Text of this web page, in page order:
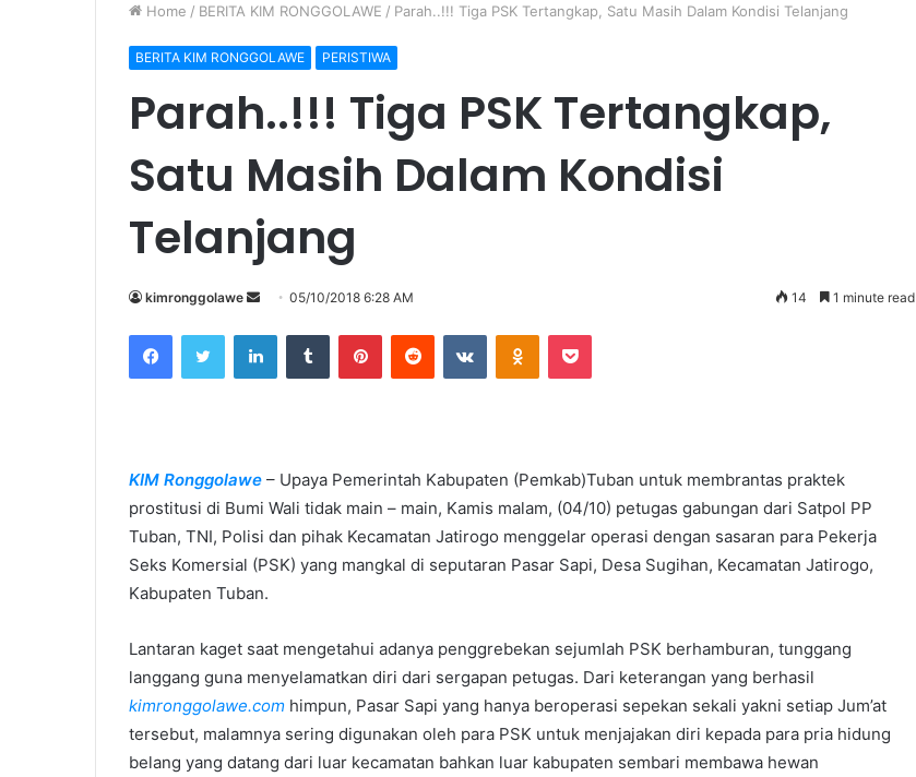
Home / BERITA KIM RONGGOLAWE / Parah..!!! Tiga PSK Tertangkap, Satu Masih Dalam Kondisi Telanjang
BERITA KIM RONGGOLAWE PERISTIWA
Parah..!!! Tiga PSK Tertangkap,
Satu Masih Dalam Kondisi
Telanjang
kimronggolawe
n
d
m
a
i
l
05/10/2018 6:28 AM 14 1 minute read
KIM Ronggolawe – Upaya Pemerintah Kabupaten (Pemkab)Tuban untuk membrantas praktek
prostitusi di Bumi Wali tidak main – main, Kamis malam, (04/10) petugas gabungan dari Satpol PP
Tuban, TNI, Polisi dan pihak Kecamatan Jatirogo menggelar operasi dengan sasaran para Pekerja
Seks Komersial (PSK) yang mangkal di seputaran Pasar Sapi, Desa Sugihan, Kecamatan Jatirogo,
Kabupaten Tuban.
Lantaran kaget saat mengetahui adanya penggrebekan sejumlah PSK berhamburan, tunggang
langgang guna menyelamatkan diri dari sergapan petugas. Dari keterangan yang berhasil
kimronggolawe.com himpun, Pasar Sapi yang hanya beroperasi sepekan sekali yakni setiap Jum’at
tersebut, malamnya sering digunakan oleh para PSK untuk menjajakan diri kepada para pria hidung
belang yang datang dari luar kecamatan bahkan luar kabupaten sembari membawa hewan